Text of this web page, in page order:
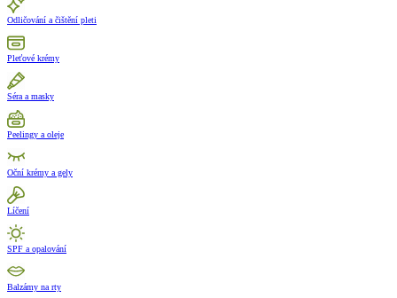
Odličování a čištění pleti
Pleťové krémy
Séra a masky
Peelingy a oleje
Oční krémy a gely
Líčení
SPF a opalování
Balzámy na rty